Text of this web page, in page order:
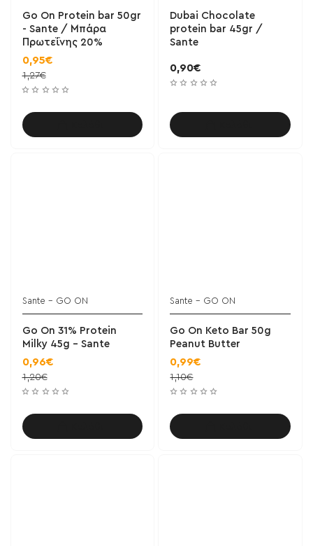
Go On Protein bar 50gr
- Sante / Μπάρα
Πρωτεΐνης 20%
0,95€
1,27€
Dubai Chocolate
protein bar 45gr /
Sante
0,90€
Sante - GO ON
Go On 31% Protein
Milky 45g - Sante
0,96€
1,20€
Sante - GO ON
Go On Keto Bar 50g
Peanut Butter
0,99€
1,10€